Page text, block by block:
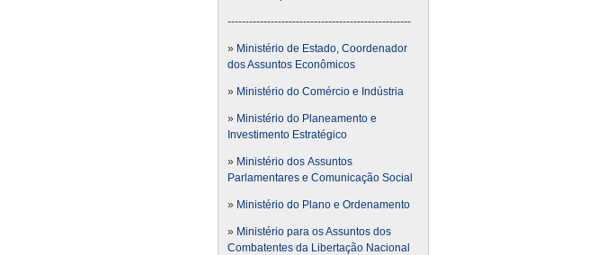
---------------------------------------------------
» Ministério de Estado, Coordenador
dos Assuntos Econômicos
» Ministério do Comércio e Indústria
» Ministério do Planeamento e
Investimento Estratégico
» Ministério dos Assuntos
Parlamentares e Comunicação Social
» Ministério do Plano e Ordenamento
» Ministério para os Assuntos dos
Combatentes da Libertação Nacional